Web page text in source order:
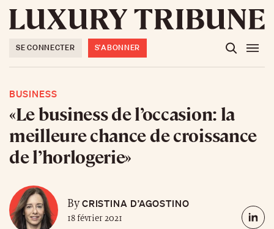
SE CONNECTER S'ABONNER
BUSINESS
«Le business de l’occasion: la
meilleure chance de croissance
de l’horlogerie»
ByCRISTINA D’AGOSTINO
18 février 2021